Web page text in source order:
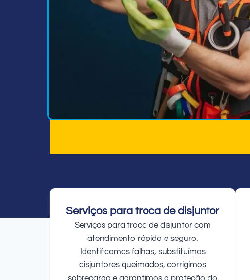
Serviços para troca de disjuntor
Serviços para troca de disjuntor com
atendimento rápido e seguro.
Identificamos falhas, substituímos
disjuntores queimados, corrigimos
sobrecarga e garantimos a proteção do